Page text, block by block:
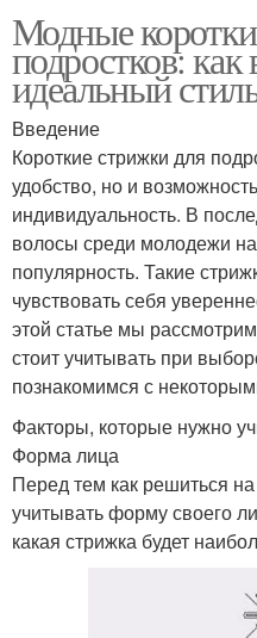
Модные
подростков: как
идеальный
Введение
Короткие стрижки для
удобство, но и
индивидуальность. В
волосы среди молодежи
популярность. Такие
чувствовать себя
этой статье мы
стоит учитывать при
познакомимся с
Факторы, которые нужно
Форма лица
Перед тем как решиться
учитывать форму своего
какая стрижка будет